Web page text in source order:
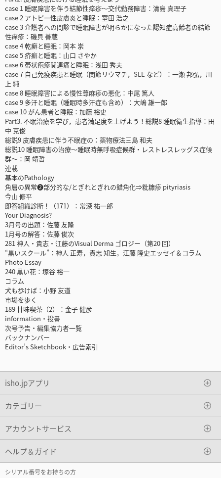
case 1 睡眠障害を伴う結節性痒疹～交代勤務障害：清島 真理子
case 2 アトピー性皮膚炎と睡眠：室田 浩之
case 3 介護者への問診で睡眠障害が明らかになった認知症高齢者の結節
性痒疹：磯貝 善蔵
case 4 乾癬と睡眠：岡本 崇
case 5 疥癬と睡眠：山口 さやか
case 6 帯状疱疹関連痛と睡眠：浅田 秀夫
case 7 自己免疫疾患と睡眠（関節リウマチ，SLE など）：一瀬 邦弘，川
上 純
case 8 睡眠障害による慢性蕁麻疹の悪化：中尾 篤人
case 9 多汗と睡眠（睡眠時多汗症も含め）：大嶋 雄一郎
case 10 がん患者と睡眠：加藤 裕史
Part3. 不眠治療を学び，患者満足度を上げよう！総説8 睡眠衛生指導：田
中 克俊
総説9 皮膚疾患に伴う不眠症の：薬物療法三島 和夫
総説10 睡眠障害の治療～睡眠時無呼吸症候群・レストレスレッグス症候
群～：岡 靖哲
連載
基本のPathology
角層の異常❷部分的な/とぎれとぎれの錯角化⇒粃糠疹 pityriasis
今山 修平
即答組織診断！（171）：常深 祐一郎
Your Diagnosis?
3月号の出題：佐藤 友隆
1月号の解答：佐藤 俊次
281 神人・貴志・江藤のVisual Derma ゴロジー（第20 回）
“黒いスクール”：神人 正寿，貴志 知生，江藤 隆史エッセイ＆コラム
Photo Essay
240 黒い花：塚谷 裕一
コラム
犬も歩けば：小野 友道
市場を歩く
189 甘味喫茶（2）：金子 健彦
information・投書
次号予告・編集協力者一覧
バックナンバー
Editor’s Sketchbook・広告索引
isho.jpアプリ
カテゴリー
アカウントサービス
ヘルプ＆ガイド
シリアル番号をお持ちの方